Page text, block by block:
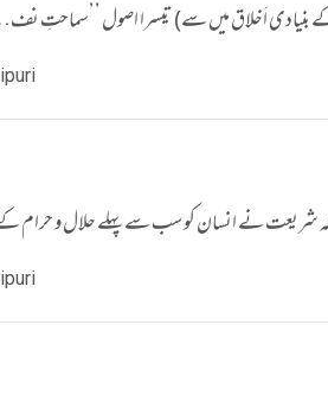
کے بنیادی اَخلاق میں سے) تیسرا اصول ’’سماحتِ
چاہیے کہ شریعت نے انسان کو سب سے پہلے حلال و